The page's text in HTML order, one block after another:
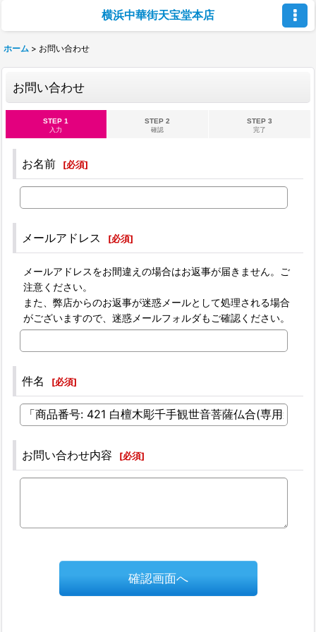
横浜中華街天宝堂本店
ホーム > お問い合わせ
お問い合わせ
STEP 1
入力
STEP 2
確認
STEP 3
完了
お名前 [必須]
メールアドレス [必須]
メールアドレスをお間違えの場合はお返事が届きません。ご
注意ください。
また、弊店からのお返事が迷惑メールとして処理される場合
がございますので、迷惑メールフォルダもご確認ください。
件名 [必須]
お問い合わせ内容 [必須]
確認画面へ